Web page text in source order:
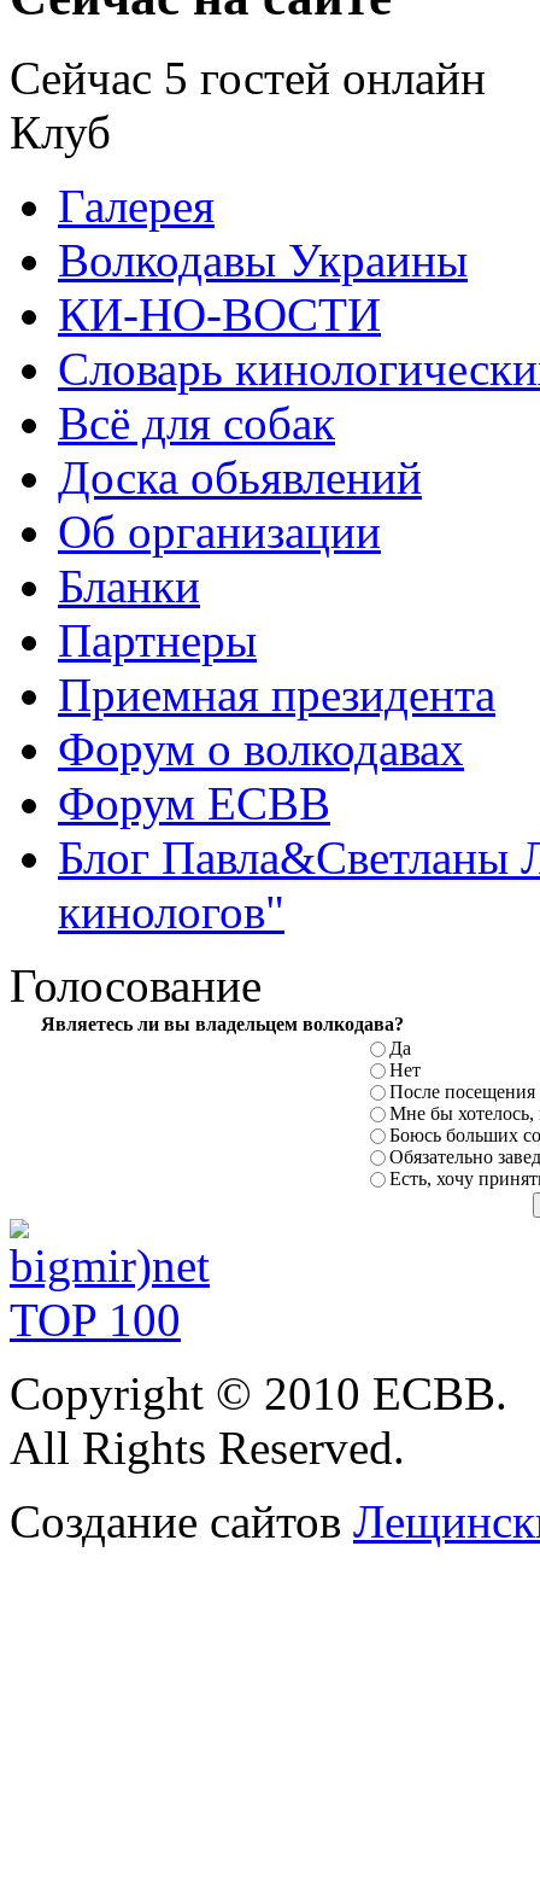
Сейчас 5 гостей онлайн
Клуб
Галерея
Волкодавы Украины
КИ-НО-ВОСТИ
Словарь
Всё для собак
Доска обьявлений
Об организации
Бланки
Партнеры
Приемная президента
Форум о волкодавах
Форум ЕСВВ
Блог Павла&Светланы
кинологов"
Голосование
Являетесь ли вы владельцем волкодава?
Да
Нет
После посещения
Мне бы
Боюсь больших
Обязательно
Есть, хочу
Copyright © 2010 ЕСВВ.
All Rights Reserved.
Создание сайтов